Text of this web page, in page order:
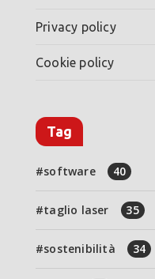
Privacy policy
Cookie policy
Tag
software 40
taglio laser 35
sostenibilità 34